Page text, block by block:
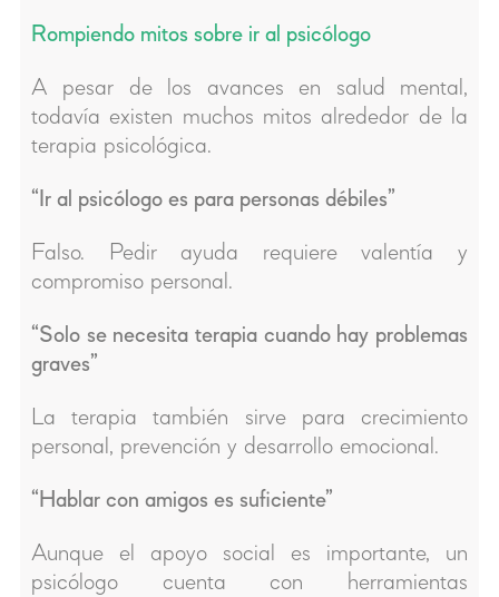
Rompiendo mitos sobre ir al psicólogo
A pesar de los avances en salud mental,
todavía existen muchos mitos alrededor de la
terapia psicológica.
“Ir al psicólogo es para personas débiles”
Falso. Pedir ayuda requiere valentía y
compromiso personal.
“Solo se necesita terapia cuando hay problemas
graves”
La terapia también sirve para crecimiento
personal, prevención y desarrollo emocional.
“Hablar con amigos es suficiente”
Aunque el apoyo social es importante, un
psicólogo cuenta con herramientas